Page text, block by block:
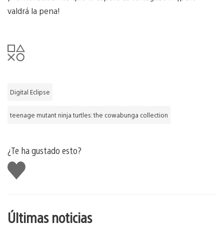
valdrá la pena!
Digital Eclipse
teenage mutant ninja turtles: the cowabunga collection
¿Te ha gustado esto?
Me
gusta
esto
Últimas noticias